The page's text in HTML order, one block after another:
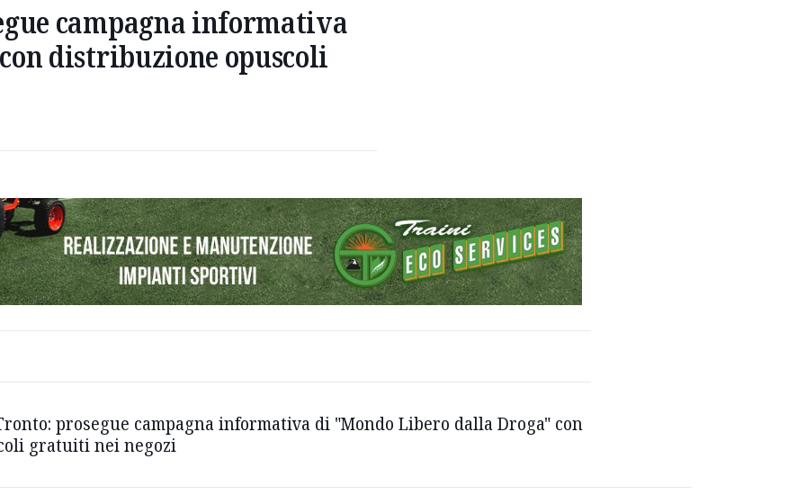
campagna informativa
distribuzione opuscoli
prosegue campagna informativa di "Mondo Libero dalla Droga" con
gratuiti nei negozi